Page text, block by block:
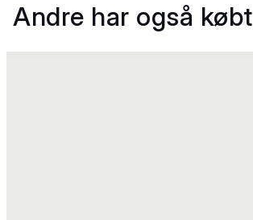
Andre har også købt